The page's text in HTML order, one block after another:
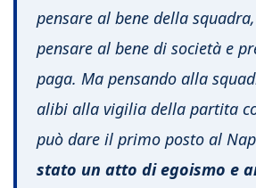
pensare al bene della
pensare al bene di società e
paga. Ma pensando alla
alibi alla vigilia della partita
può dare il primo posto al
stato un atto di egoismo e